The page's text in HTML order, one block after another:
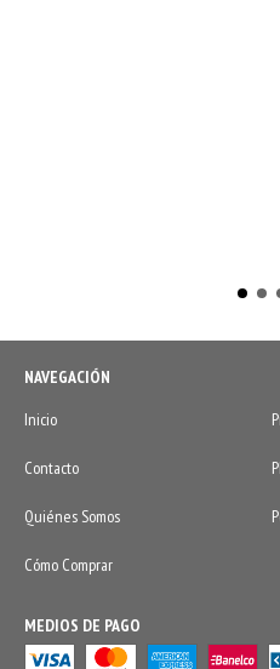
NAVEGACIÓN
Inicio
Contacto
Quiénes Somos
Cómo Comprar
MEDIOS DE PAGO